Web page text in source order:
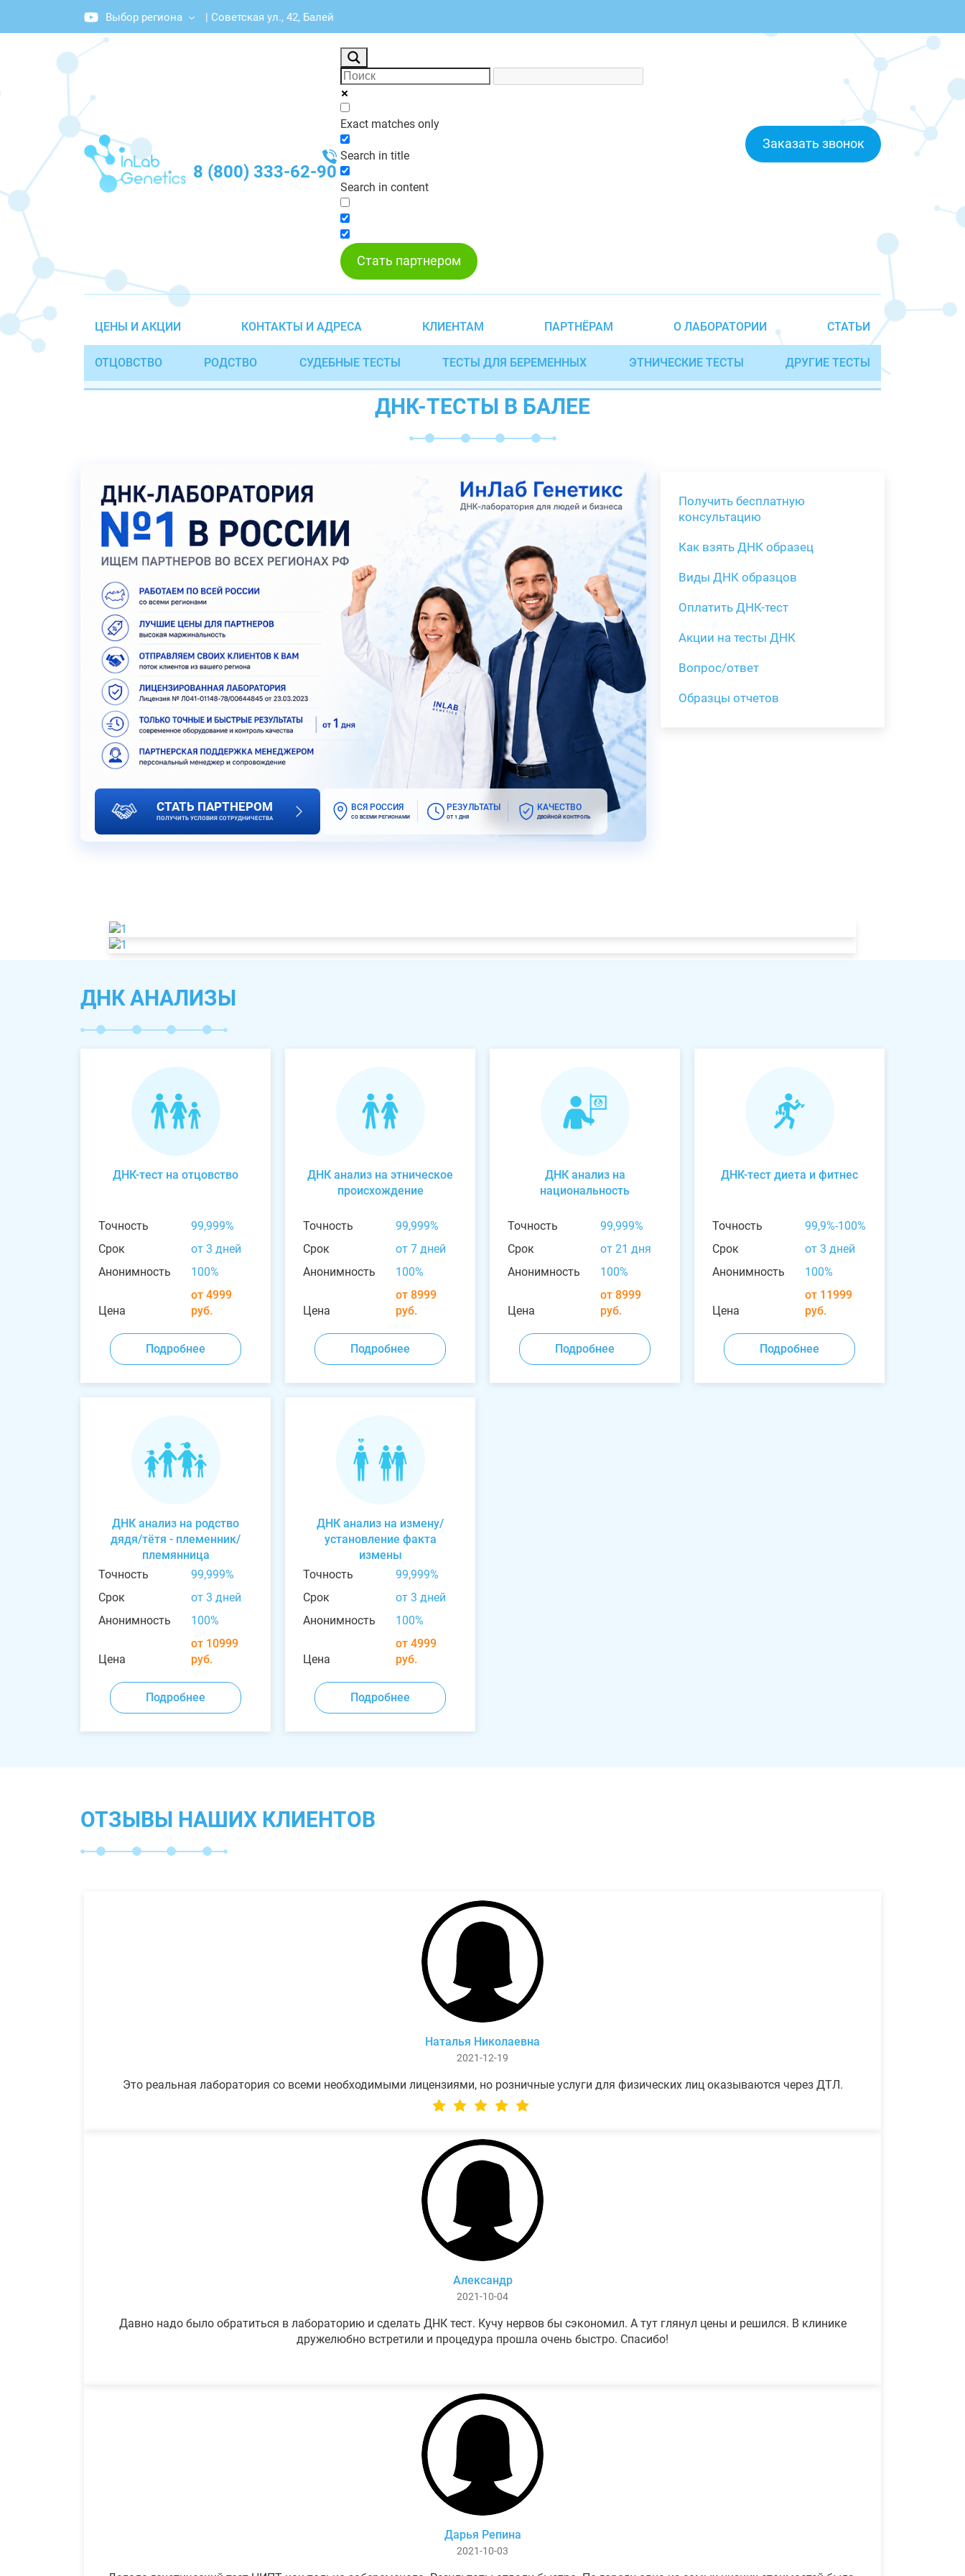
Выбор региона | Советская ул., 42, Балей
8 (800) 333-62-90
Exact matches only
Search in title
Search in content
Заказать звонок
Стать партнером
ЦЕНЫ И АКЦИИ КОНТАКТЫ И АДРЕСА КЛИЕНТАМ ПАРТНЁРАМ О ЛАБОРАТОРИИ СТАТЬИ
ОТЦОВСТВО РОДСТВО СУДЕБНЫЕ ТЕСТЫ ТЕСТЫ ДЛЯ БЕРЕМЕННЫХ ЭТНИЧЕСКИЕ ТЕСТЫ ДРУГИЕ ТЕСТЫ
ДНК-ТЕСТЫ В БАЛЕЕ
СТАТЬ ПАРТНЕРОМ
ПОЛУЧИТЬ УСЛОВИЯ СОТРУДНИЧЕСТВА
ВСЯ РОССИЯ
СО ВСЕМИ РЕГИОНАМИ
РЕЗУЛЬТАТЫ
ОТ 1 ДНЯ
КАЧЕСТВО
ДВОЙНОЙ КОНТРОЛЬ
Получить бесплатную
консультацию
Как взять ДНК образец
Виды ДНК образцов
Оплатить ДНК-тест
Акции на тесты ДНК
Вопрос/ответ
Образцы отчетов
ДНК АНАЛИЗЫ
ДНК-тест на отцовство
Точность
99,999%
Срок
от 3 дней
Анонимность
100%
Цена
от 4999
руб.
Подробнее
ДНК анализ на этническое
происхождение
Точность
99,999%
Срок
от 7 дней
Анонимность
100%
Цена
от 8999
руб.
Подробнее
ДНК анализ на
национальность
Точность
99,999%
Срок
от 21 дня
Анонимность
100%
Цена
от 8999
руб.
Подробнее
ДНК-тест диета и фитнес
Точность
99,9%-100%
Срок
от 3 дней
Анонимность
100%
Цена
от 11999
руб.
Подробнее
ДНК анализ на родство
дядя/тётя - племенник/
племянница
Точность
99,999%
Срок
от 3 дней
Анонимность
100%
Цена
от 10999
руб.
Подробнее
ДНК анализ на измену/
установление факта
измены
Точность
99,999%
Срок
от 3 дней
Анонимность
100%
Цена
от 4999
руб.
Подробнее
ОТЗЫВЫ НАШИХ КЛИЕНТОВ
Наталья Николаевна
2021-12-19
Это реальная лаборатория со всеми необходимыми лицензиями, но розничные услуги для физических лиц оказываются через ДТЛ.
Александр
2021-10-04
Давно надо было обратиться в лабораторию и сделать ДНК тест. Кучу нервов бы сэкономил. А тут глянул цены и решился. В клинике
дружелюбно встретили и процедура прошла очень быстро. Спасибо!
Дарья Репина
2021-10-03